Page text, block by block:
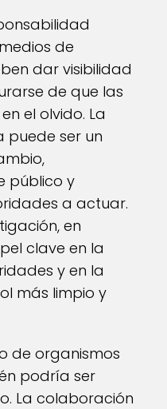
de
dar visibilidad
de que las
el olvido. La
ser un
público y
a actuar.
en
clave en la
y en la
más limpio y
de organismos
podría ser
La colaboración